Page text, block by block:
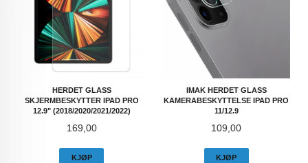
HERDET GLASS
SKJERMBESKYTTER IPAD PRO
12.9" (2018/2020/2021/2022)
Pris
169,00
KJØP
IMAK HERDET GLASS
KAMERABESKYTTELSE IPAD PRO
11/12.9
Pris
109,00
KJØP